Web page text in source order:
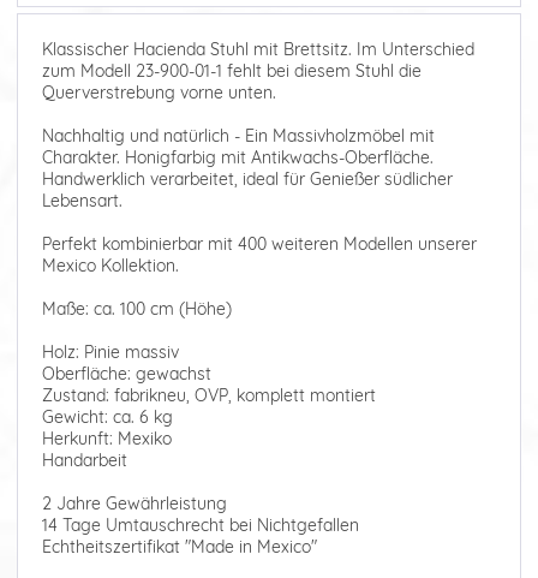
Klassischer Hacienda Stuhl mit Brettsitz. Im Unterschied
zum Modell 23-900-01-1 fehlt bei diesem Stuhl die
Querverstrebung vorne unten.
Nachhaltig und natürlich - Ein Massivholzmöbel mit
Charakter. Honigfarbig mit Antikwachs-Oberfläche.
Handwerklich verarbeitet, ideal für Genießer südlicher
Lebensart.
Perfekt kombinierbar mit 400 weiteren Modellen unserer
Mexico Kollektion.
Maße: ca. 100 cm (Höhe)
Holz: Pinie massiv
Oberfläche: gewachst
Zustand: fabrikneu, OVP, komplett montiert
Gewicht: ca. 6 kg
Herkunft: Mexiko
Handarbeit
2 Jahre Gewährleistung
14 Tage Umtauschrecht bei Nichtgefallen
Echtheitszertifikat "Made in Mexico"